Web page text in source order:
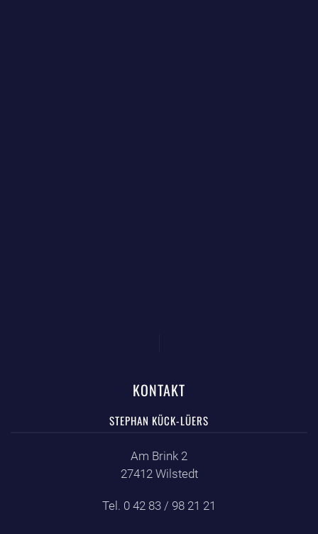
KONTAKT
STEPHAN KÜCK-LÜERS
Am Brink 2
27412 Wilstedt
Tel. 0 42 83 / 98 21 21